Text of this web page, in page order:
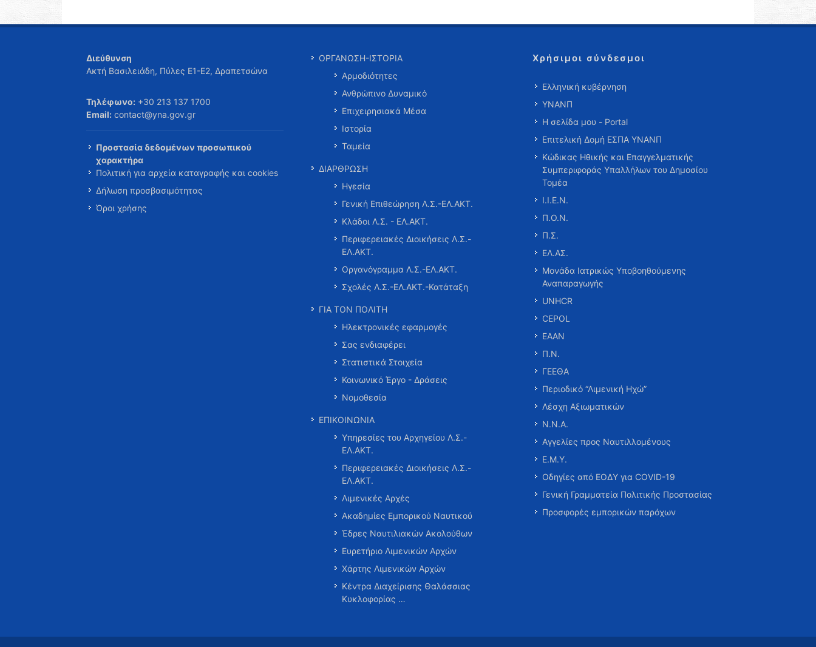
Διεύθυνση
Ακτή Βασιλειάδη, Πύλες Ε1-Ε2, Δραπετσώνα
Τηλέφωνο: +30 213 137 1700
Email: contact@yna.gov.gr
Προστασία δεδομένων προσωπικού
χαρακτήρα
Πολιτική για αρχεία καταγραφής και cookies
Δήλωση προσβασιμότητας
Όροι χρήσης
ΟΡΓΑΝΩΣΗ-ΙΣΤΟΡΙΑ
Αρμοδιότητες
Ανθρώπινο Δυναμικό
Επιχειρησιακά Μέσα
Ιστορία
Ταμεία
ΔΙΑΡΘΡΩΣΗ
Ηγεσία
Γενική Επιθεώρηση Λ.Σ.-ΕΛ.ΑΚΤ.
Κλάδοι Λ.Σ. - ΕΛ.ΑΚΤ.
Περιφερειακές Διοικήσεις Λ.Σ.-
ΕΛ.ΑΚΤ.
Οργανόγραμμα Λ.Σ.-ΕΛ.ΑΚΤ.
Σχολές Λ.Σ.-ΕΛ.ΑΚΤ.-Κατάταξη
ΓΙΑ ΤΟΝ ΠΟΛΙΤΗ
Ηλεκτρονικές εφαρμογές
Σας ενδιαφέρει
Στατιστικά Στοιχεία
Κοινωνικό Έργο - Δράσεις
Νομοθεσία
ΕΠΙΚΟΙΝΩΝΙΑ
Υπηρεσίες του Αρχηγείου Λ.Σ.-
ΕΛ.ΑΚΤ.
Περιφερειακές Διοικήσεις Λ.Σ.-
ΕΛ.ΑΚΤ.
Λιμενικές Αρχές
Ακαδημίες Εμπορικού Ναυτικού
Έδρες Ναυτιλιακών Ακολούθων
Ευρετήριο Λιμενικών Αρχών
Χάρτης Λιμενικών Αρχών
Κέντρα Διαχείρισης Θαλάσσιας
Κυκλοφορίας …
Χρήσιμοι σύνδεσμοι
Ελληνική κυβέρνηση
ΥΝΑΝΠ
Η σελίδα μου - Portal
Επιτελική Δομή ΕΣΠΑ ΥΝΑΝΠ
Κώδικας Ηθικής και Επαγγελματικής
Συμπεριφοράς Υπαλλήλων του Δημοσίου
Τομέα
Ι.Ι.Ε.Ν.
Π.Ο.Ν.
Π.Σ.
ΕΛ.ΑΣ.
Μονάδα Ιατρικώς Υποβοηθούμενης
Αναπαραγωγής
UNHCR
CEPOL
ΕΑΑΝ
Π.Ν.
ΓΕΕΘΑ
Περιοδικό “Λιμενική Ηχώ”
Λέσχη Αξιωματικών
Ν.Ν.Α.
Αγγελίες προς Ναυτιλλομένους
Ε.Μ.Υ.
Οδηγίες από ΕΟΔΥ για COVID-19
Γενική Γραμματεία Πολιτικής Προστασίας
Προσφορές εμπορικών παρόχων